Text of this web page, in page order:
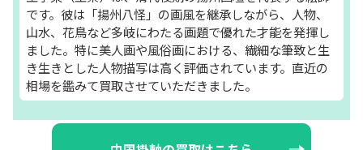
です。彼は「揚州八怪」の画風を継承しながら、人物、
山水、花鳥など多岐にわたる画題で優れた才能を発揮し
ました。特に美人画や風俗画における、繊細な筆致と生
き生きとした人物描写は高く評価されています。直近の
相場を鑑みて買取させていただきました。